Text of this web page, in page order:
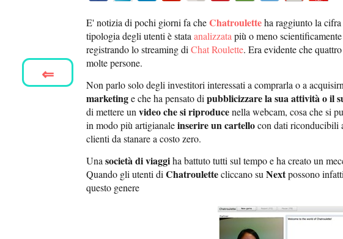
E' notizia di pochi giorni fa cheChatrouletteha raggiunto la
tipologia degli utenti è stata analizzata più o meno
registrando lo streaming di Chat Roulette. Era evidente che
molte persone.
Non parlo solo degli investitori interessati a comprarla o a
marketinge che ha pensato di pubblicizzare la sua attività o il
di mettere un video che si riproducenella webcam, cosa che si
in modo più artigianaleinserire un cartellocon dati riconducibili
clienti da stanare a costo zero.
Una società di viaggiha battuto tutti sul tempo e ha creato un
Quando gli utenti di Chatroulettecliccano su Nextpossono
questo genere
⇐